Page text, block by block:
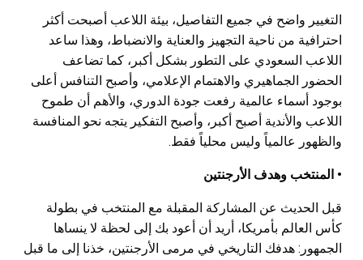
التغيير واضح في جميع التفاصيل، بيئة اللاعب أصبحت أكثر
احترافية من ناحية التجهيز والعناية والانضباط، وهذا ساعد
اللاعب السعودي على التطور بشكل أكبر، كما تضاعف
الحضور الجماهيري والاهتمام الإعلامي، وأصبح التنافس أعلى
بوجود أسماء عالمية رفعت جودة الدوري، والأهم أن طموح
اللاعب والأندية أصبح أكبر، وأصبح التفكير يتجه نحو المنافسة
والظهور عالمياً وليس محلياً فقط.
• المنتخب وهدف الأرجنتين
قبل الحديث عن المشاركة المقبلة مع المنتخب في بطولة
كأس العالم بأمريكا، أريد أن أعود بك إلى لحظة لا ينساها
الجمهور: هدفك التاريخي في مرمى الأرجنتين، خذنا إلى ما قبل